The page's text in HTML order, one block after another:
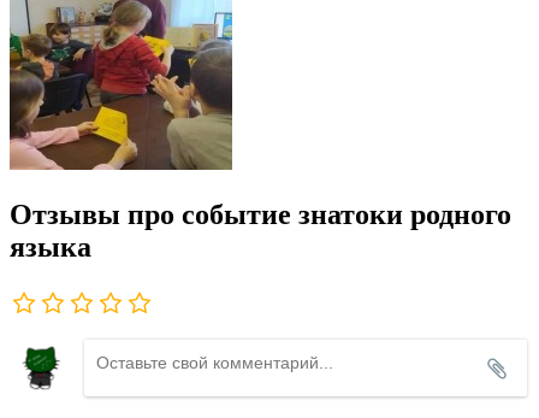
Отзывы про событие знатоки родного
языка